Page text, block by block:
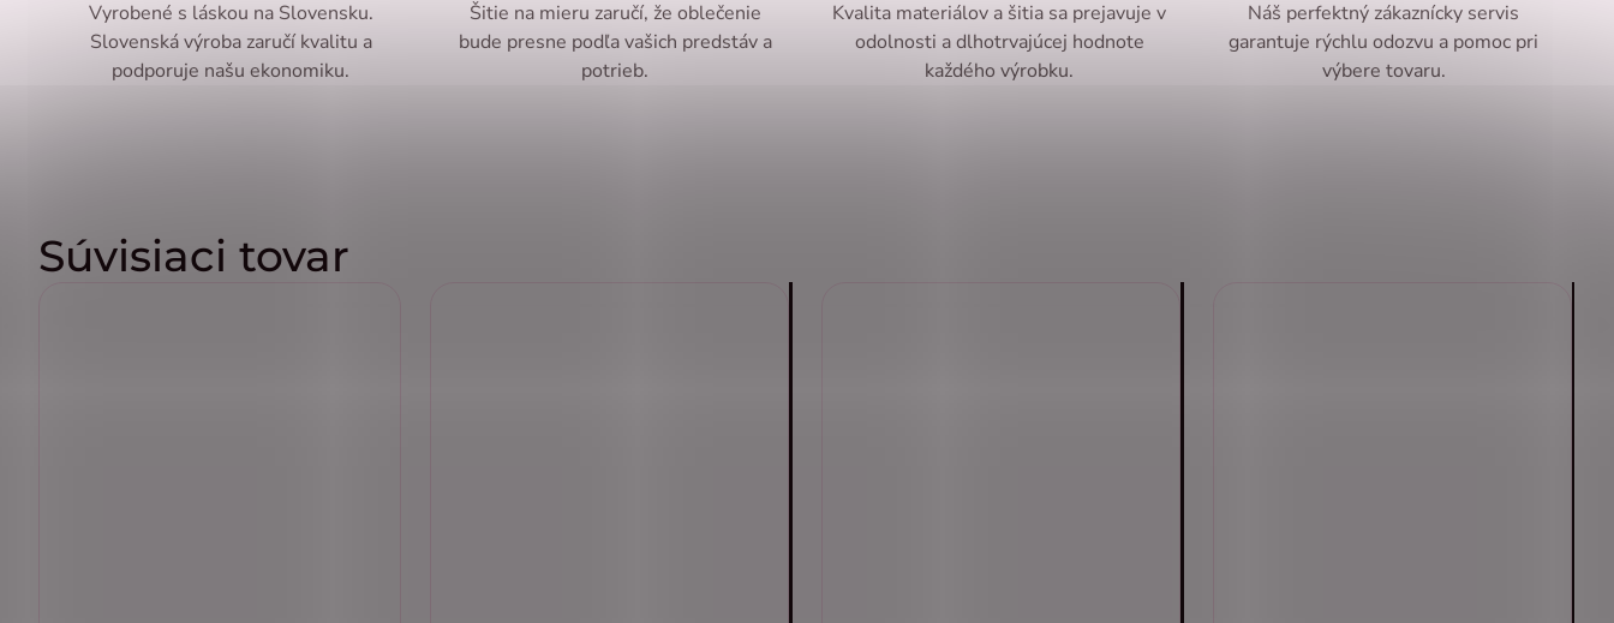
Vyrobené s láskou na Slovensku.
Slovenská výroba zaručí kvalitu a
podporuje našu ekonomiku.
Šitie na mieru zaručí, že oblečenie
bude presne podľa vašich predstáv a
potrieb.
Kvalita materiálov a šitia sa prejavuje v
odolnosti a dlhotrvajúcej hodnote
každého výrobku.
Náš perfektný zákaznícky servis
garantuje rýchlu odozvu a pomoc pri
výbere tovaru.
Súvisiaci tovar